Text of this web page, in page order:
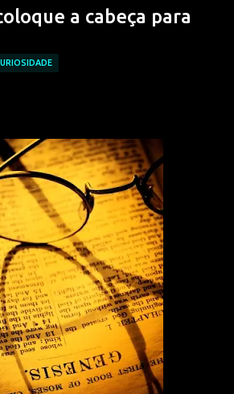
a cabeça para